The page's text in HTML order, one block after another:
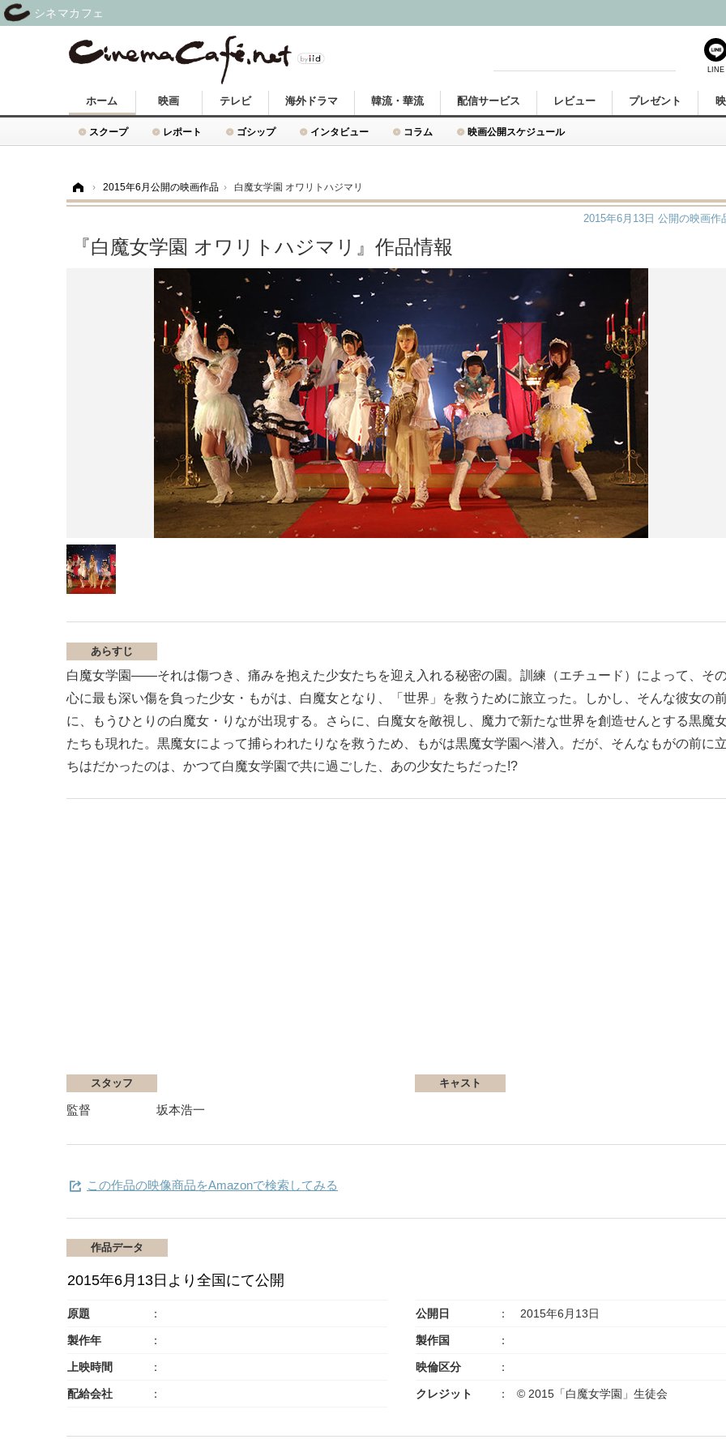
ホーム
スクープ レポート ゴシップ インタビュー コラム 映画公開スケジュール
映画 テレビ 海外ドラマ 韓流・華流 配信サービス レビュー プレゼント
› 2015年6月公開の映画作品 › 白魔女学園 オワリトハジマリ
『白魔女学園 オワリトハジマリ』作品情報
2015年6月13日 公開の映画作
あらすじ
白魔女学園――それは傷つき、痛みを抱えた少女たちを迎え入れる秘密の園。訓練（エチュード）によって、そ
心に最も深い傷を負った少女・もがは、白魔女となり、「世界」を救うために旅立った。しかし、そんな彼女の
に、もうひとりの白魔女・りなが出現する。さらに、白魔女を敵視し、魔力で新たな世界を創造せんとする黒魔
たちも現れた。黒魔女によって捕らわれたりなを救うため、もがは黒魔女学園へ潜入。だが、そんなもがの前に立
ちはだかったのは、かつて白魔女学園で共に過ごした、あの少女たちだった!?
スタッフ
監督 坂本浩一
キャスト
この作品の映像商品をAmazonで検索してみる
作品データ
2015年6月13日より全国にて公開
原題 公開日 2015年6月13日
製作年 製作国
上映時間 映倫区分
配給会社 クレジット © 2015「白魔女学園」生徒会
LINE
シネマカフェ